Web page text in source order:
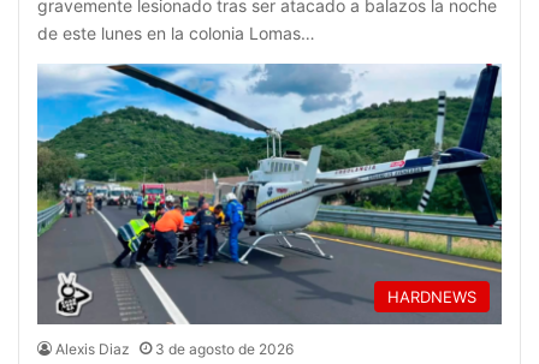
gravemente lesionado tras ser atacado a balazos la noche
de este lunes en la colonia Lomas…
HARDNEWS
Alexis Diaz 3 de agosto de 2026